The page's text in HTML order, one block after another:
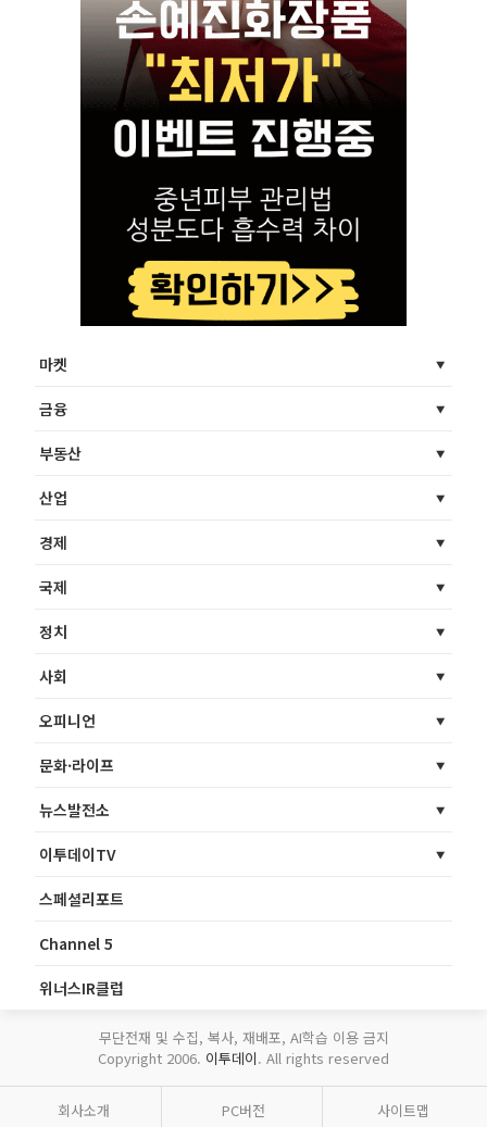
마켓
금융
부동산
산업
경제
국제
정치
사회
오피니언
문화·라이프
뉴스발전소
이투데이TV
스페셜리포트
Channel 5
위너스IR클럽
무단전재 및 수집, 복사, 재배포, AI학습 이용 금지
Copyright 2006. 이투데이. All rights reserved
회사소개 PC버전 사이트맵